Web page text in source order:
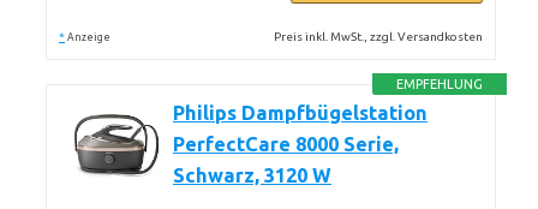
* Anzeige Preis inkl. MwSt., zzgl. Versandkosten
EMPFEHLUNG
Philips Dampfbügelstation
PerfectCare 8000 Serie,
Schwarz, 3120 W